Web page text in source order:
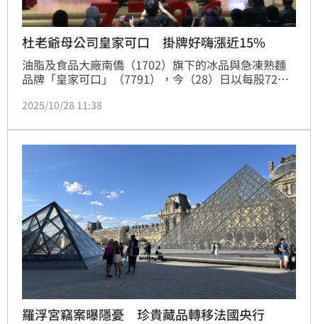
杜老爺母公司皇家可口 掛牌好嗨漲近15%
油脂及食品大廠南僑（1702）旗下的冰品與急凍熟麵
品牌「皇家可口」（7791），今（28）日以每股72元
加持，開盤即強勢亮相，以83.4元跳空開出，上漲
截至收盤股價報82.6元，漲幅14.72%成交量近2千張，
成為今日盤面焦點。
2025/10/28 11:38
羅浮宮竊案曝隱憂 珍貴藏品轉移法國央行